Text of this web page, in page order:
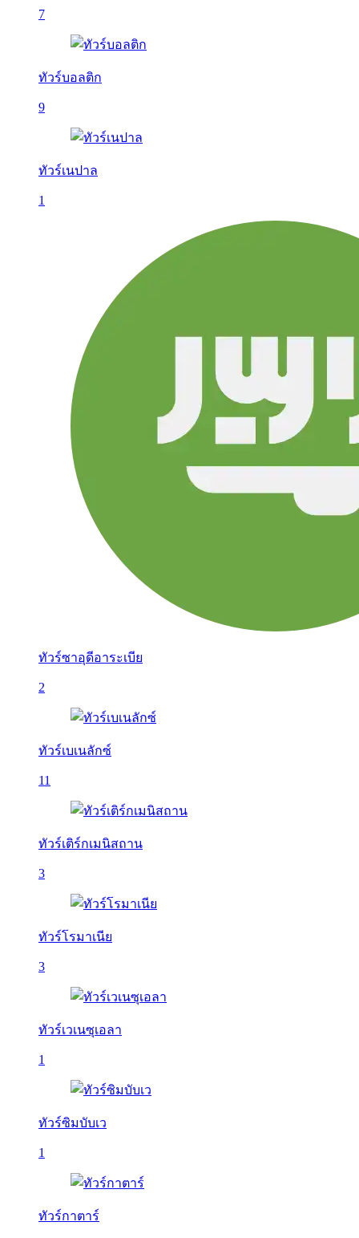
7
ทัวร์บอลติก
9
ทัวร์เนปาล
1
ทัวร์ซาอุดีอาระเบีย
2
ทัวร์เบเนลักซ์
11
ทัวร์เติร์กเมนิสถาน
3
ทัวร์โรมาเนีย
3
ทัวร์เวเนซุเอลา
1
ทัวร์ซิมบับเว
1
ทัวร์กาตาร์